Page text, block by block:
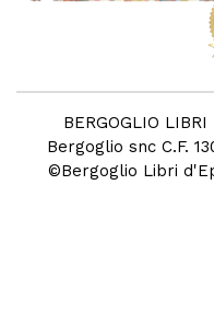
BERGOGLIO
Bergoglio snc C.F.
©Bergoglio Libri